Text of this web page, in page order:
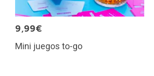
9,99€
Mini juegos to-go